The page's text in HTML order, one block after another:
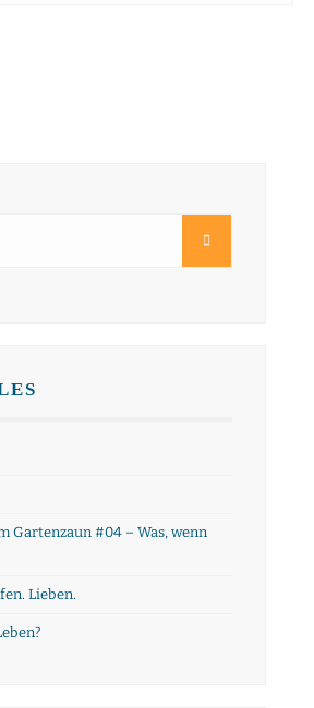
Gartenzaun #04 – Was, wenn
Lieben.